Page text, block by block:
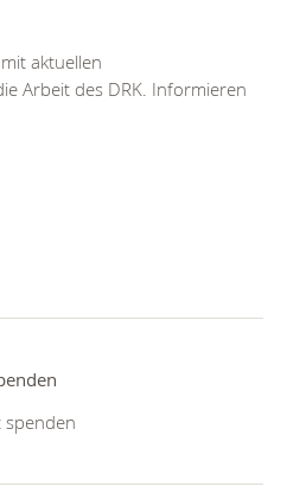
aktuellen
Arbeit des DRK. Informieren
spenden